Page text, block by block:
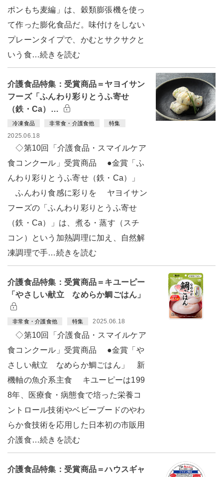
ポンもち麦編」は、穀類膨張機を使っ
て作った膨化食品だ。味付けをしない
プレーンタイプで、かむとサクサクと
いう食…続きを読む
介護食品特集：受賞商品＝ヤヨイサン
フーズ「ふんわり彩りとうふ寄せ
（鉄・Ca）…
冷凍食品 非常食・介護食他 特集
2025.06.18
◇第10回「介護食品・スマイルケア
食コンクール」受賞商品 ●金賞「ふ
んわり彩りとうふ寄せ（鉄・Ca）」
ふんわり食感に彩りを ヤヨイサン
フーズの「ふんわり彩りとうふ寄せ
（鉄・Ca）」は、煮る・蒸す（スチ
コン）という加熱調理に加え、自然解
凍調理で手…続きを読む
介護食品特集：受賞商品＝キユーピー
「やさしい献立 なめらか鯛ごはん」
非常食・介護食他 特集 2025.06.18
◇第10回「介護食品・スマイルケア
食コンクール」受賞商品 ●金賞「や
さしい献立 なめらか鯛ごはん」 新
機軸の魚介系主食 キユーピーは199
8年、医療食・病態食で培った栄養コ
ントロール技術やベビーブードのやわ
らか食技術を応用した日本初の市販用
介護食…続きを読む
介護食品特集：受賞商品＝ハウスギャ